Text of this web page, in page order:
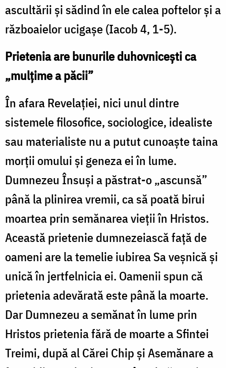
ascultării și sădind în ele calea poftelor și a
războaielor ucigașe (Iacob 4, 1-5).
Prietenia are bunurile duhovnicești ca
„mulțime a păcii”
În afara Revelației, nici unul dintre
sistemele filosofice, sociologice, idealiste
sau materialiste nu a putut cunoaște taina
morții omului și geneza ei în lume.
Dumnezeu Însuși a păstrat-o „ascunsă”
până la plinirea vremii, ca să poată birui
moartea prin semănarea vieții în Hristos.
A­ceastă prietenie dumnezeiască față de
oameni are la temelie iubirea Sa veșnică și
unică în jertfelnicia ei. Oamenii spun că
prietenia adevărată este până la moarte.
Dar Dumnezeu a semănat în lume prin
Hristos prietenia fără de moarte a Sfintei
Treimi, după al Cărei Chip și Asemănare a